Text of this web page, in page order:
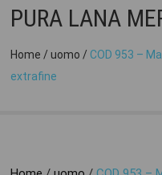
PURA LANA
Home /uomo / COD 953 –
extrafine